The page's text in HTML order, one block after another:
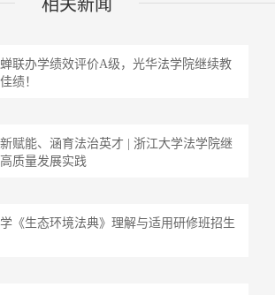
相关新闻
联办学绩效评价A级，光华法学院继续教
绩！
赋能、涵育法治英才 | 浙江大学法学院继
质量发展实践
《生态环境法典》理解与适用研修班招生